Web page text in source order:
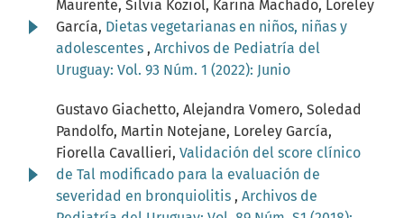
Maurente, Silvia Koziol, Karina Machado, Loreley
García, Dietas vegetarianas en niños, niñas y
adolescentes , Archivos de Pediatría del
Uruguay: Vol. 93 Núm. 1 (2022): Junio
Gustavo Giachetto, Alejandra Vomero, Soledad
Pandolfo, Martin Notejane, Loreley García,
Fiorella Cavallieri, Validación del score clínico
de Tal modificado para la evaluación de
severidad en bronquiolitis , Archivos de